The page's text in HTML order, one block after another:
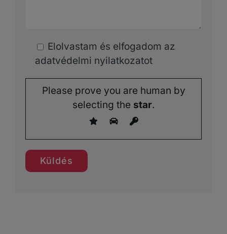
Elolvastam és elfogadom az
adatvédelmi nyilatkozatot
Please prove you are human by
selecting the star.